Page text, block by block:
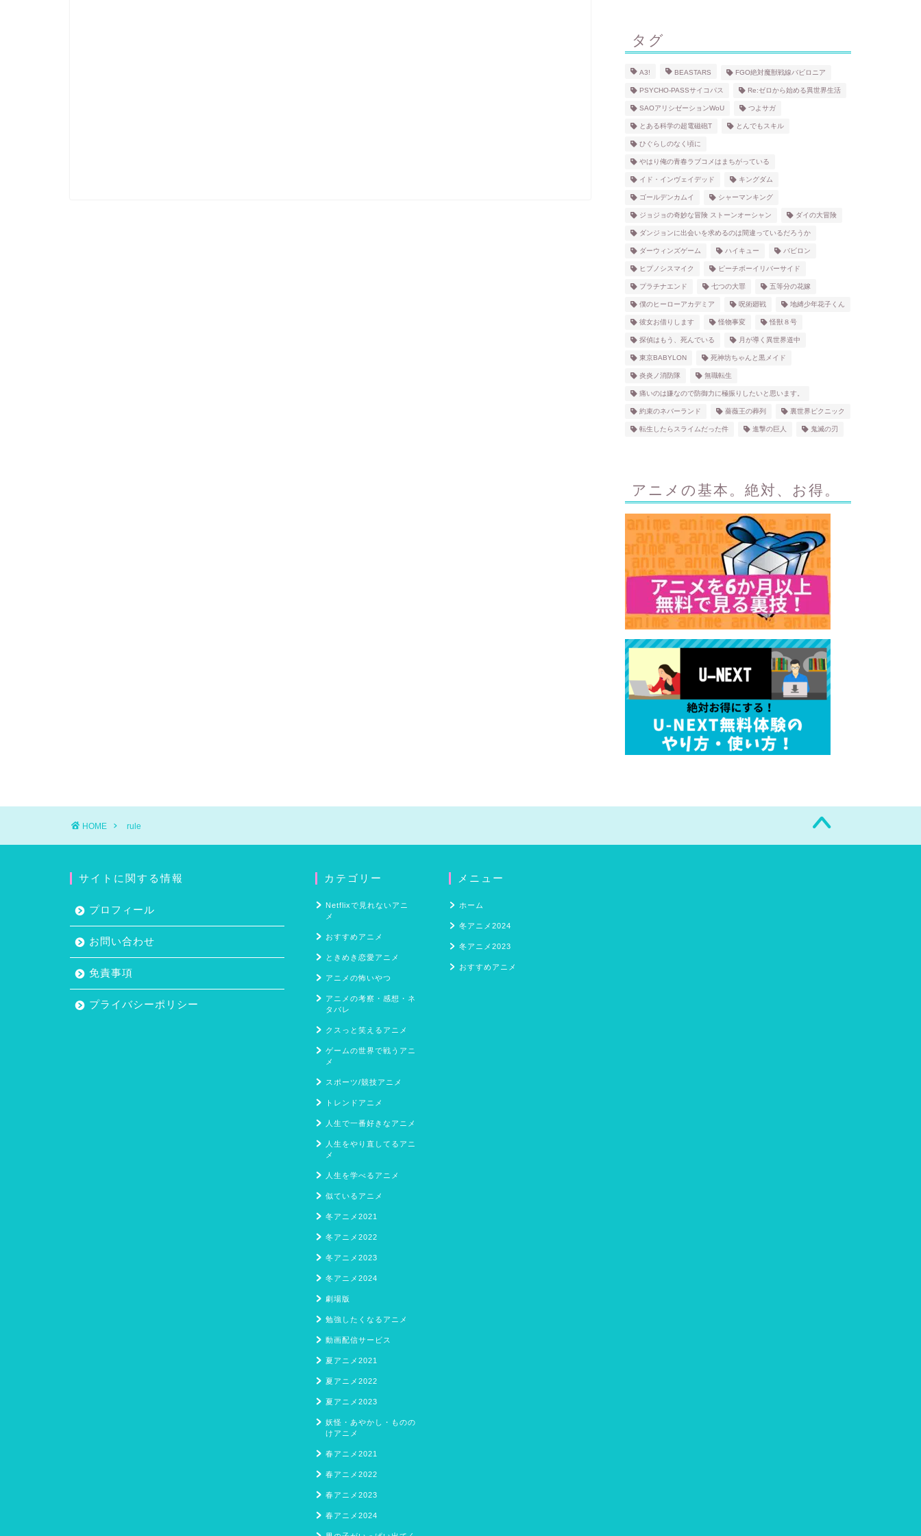
タグ
A3! BEASTARS FGO絶対魔獣戦線バビロニア
PSYCHO-PASSサイコパス Re:ゼロから始める異世界生活
SAOアリシゼーションWoU つよサガ
とある科学の超電磁砲T とんでもスキル
ひぐらしのなく頃に
やはり俺の青春ラブコメはまちがっている
イド・インヴェイデッド キングダム
ゴールデンカムイ シャーマンキング
ジョジョの奇妙な冒険 ストーンオーシャン ダイの大冒険
ダンジョンに出会いを求めるのは間違っているだろうか
ダーウィンズゲーム ハイキュー バビロン
ヒプノシスマイク ピーチボーイリバーサイド
プラチナエンド 七つの大罪 五等分の花嫁
僕のヒーローアカデミア 呪術廻戦 地縛少年花子くん
彼女お借りします 怪物事変 怪獣８号
探偵はもう、死んでいる 月が導く異世界道中
東京BABYLON 死神坊ちゃんと黒メイド
炎炎ノ消防隊 無職転生
痛いのは嫌なので防御力に極振りしたいと思います。
約束のネバーランド 薔薇王の葬列 裏世界ピクニック
転生したらスライムだった件 進撃の巨人 鬼滅の刃
アニメの基本。絶対、お得。
HOME rule
サイトに関する情報
プロフィール
お問い合わせ
免責事項
プライバシーポリシー
カテゴリー
Netflixで見れないアニ
メ
おすすめアニメ
ときめき恋愛アニメ
アニメの怖いやつ
アニメの考察・感想・ネ
タバレ
クスっと笑えるアニメ
ゲームの世界で戦うアニ
メ
スポーツ/競技アニメ
トレンドアニメ
人生で一番好きなアニメ
人生をやり直してるアニ
メ
人生を学べるアニメ
似ているアニメ
冬アニメ2021
冬アニメ2022
冬アニメ2023
冬アニメ2024
劇場版
勉強したくなるアニメ
動画配信サービス
夏アニメ2021
夏アニメ2022
夏アニメ2023
妖怪・あやかし・ものの
けアニメ
春アニメ2021
春アニメ2022
春アニメ2023
春アニメ2024
メニュー
ホーム
冬アニメ2024
冬アニメ2023
おすすめアニメ